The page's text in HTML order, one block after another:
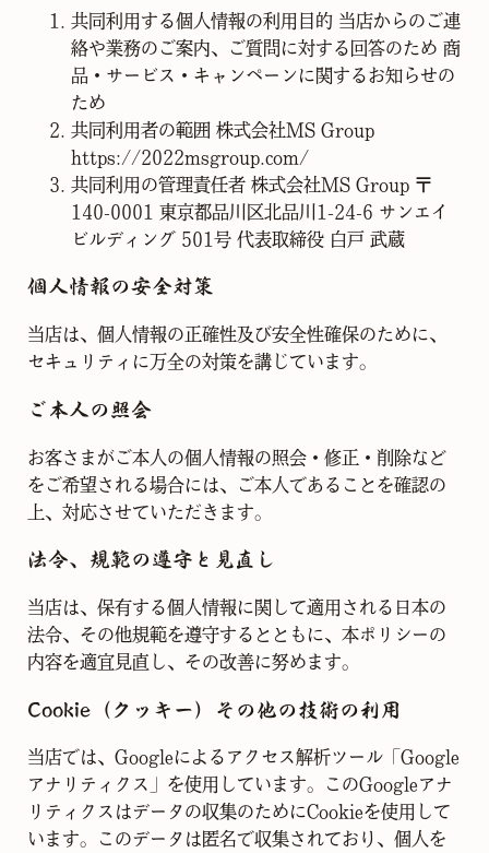
共同利用する個人情報の利用目的 当店からのご連
絡や業務のご案内、ご質問に対する回答のため 商
品・サービス・キャンペーンに関するお知らせの
ため
共同利用者の範囲 株式会社MS Group
https://2022msgroup.com/
共同利用の管理責任者 株式会社MS Group 〒
140-0001 東京都品川区北品川1-24-6 サンエイ
ビルディング 501号 代表取締役 ⽩⼾ 武蔵
個人情報の安全対策
当店は、個人情報の正確性及び安全性確保のために、
セキュリティに万全の対策を講じています。
ご本人の照会
お客さまがご本人の個人情報の照会・修正・削除など
をご希望される場合には、ご本人であることを確認の
上、対応させていただきます。
法令、規範の遵守と見直し
当店は、保有する個人情報に関して適用される日本の
法令、その他規範を遵守するとともに、本ポリシーの
内容を適宜見直し、その改善に努めます。
Cookie（クッキー）その他の技術の利用
当店では、Googleによるアクセス解析ツール「Google
アナリティクス」を使用しています。このGoogleアナ
リティクスはデータの収集のためにCookieを使用して
います。このデータは匿名で収集されており、個人を